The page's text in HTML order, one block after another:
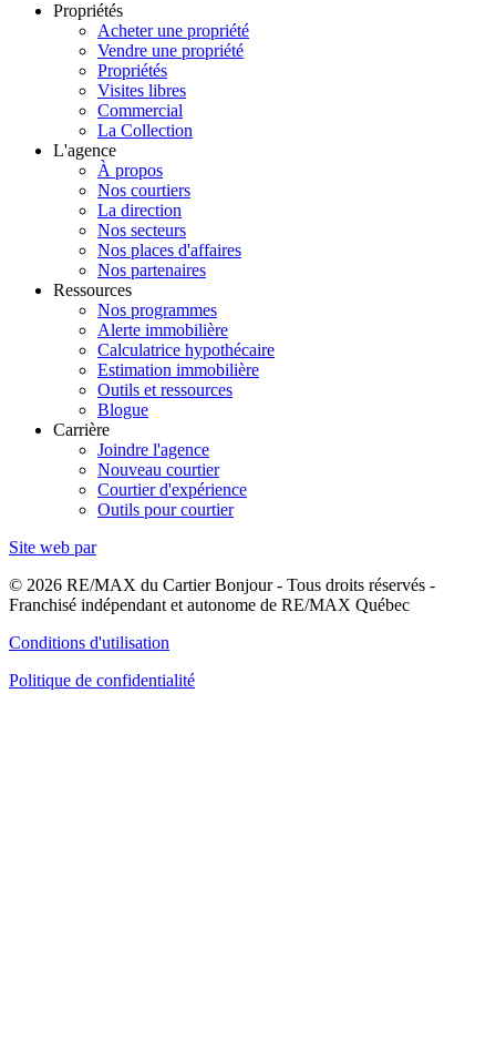
Propriétés
Acheter une propriété
Vendre une propriété
Propriétés
Visites libres
Commercial
La Collection
L'agence
À propos
Nos courtiers
La direction
Nos secteurs
Nos places d'affaires
Nos partenaires
Ressources
Nos programmes
Alerte immobilière
Calculatrice hypothécaire
Estimation immobilière
Outils et ressources
Blogue
Carrière
Joindre l'agence
Nouveau courtier
Courtier d'expérience
Outils pour courtier
Site web par
© 2026 RE/MAX du Cartier Bonjour - Tous droits réservés -
Franchisé indépendant et autonome de RE/MAX Québec
Conditions d'utilisation
Politique de confidentialité